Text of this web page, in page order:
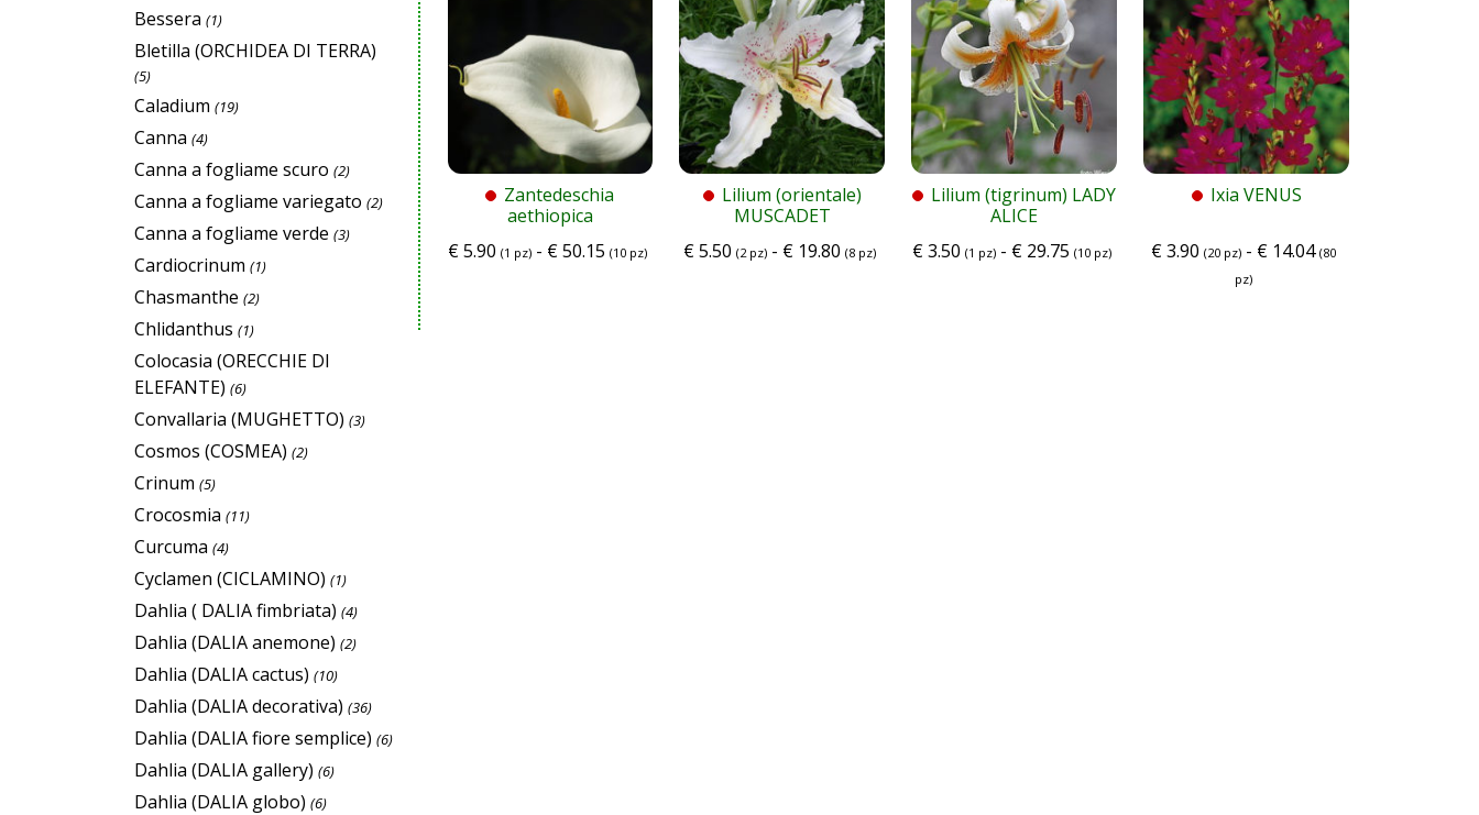
Zantedeschia
aethiopica
€5.90 (1 pz)- €50.15 (10 pz)
Lilium (orientale)
MUSCADET
€5.50 (2 pz)- €19.80 (8 pz)
Lilium (tigrinum) LADY
ALICE
€3.50 (1 pz)- €29.75 (10 pz)
Ixia VENUS
€3.90 (20 pz) - € 14.04 (80
pz)
Bessera (1)
Bletilla (ORCHIDEA DI TERRA)
(5)
Caladium (19)
Canna (4)
Canna a fogliame scuro (2)
Canna a fogliame variegato (2)
Canna a fogliame verde (3)
Cardiocrinum (1)
Chasmanthe (2)
Chlidanthus (1)
Colocasia (ORECCHIE DI
ELEFANTE) (6)
Convallaria (MUGHETTO) (3)
Cosmos (COSMEA) (2)
Crinum (5)
Crocosmia (11)
Curcuma (4)
Cyclamen (CICLAMINO) (1)
Dahlia ( DALIA fimbriata) (4)
Dahlia (DALIA anemone) (2)
Dahlia (DALIA cactus) (10)
Dahlia (DALIA decorativa) (36)
Dahlia (DALIA fiore semplice) (6)
Dahlia (DALIA gallery) (6)
Dahlia (DALIA globo) (6)